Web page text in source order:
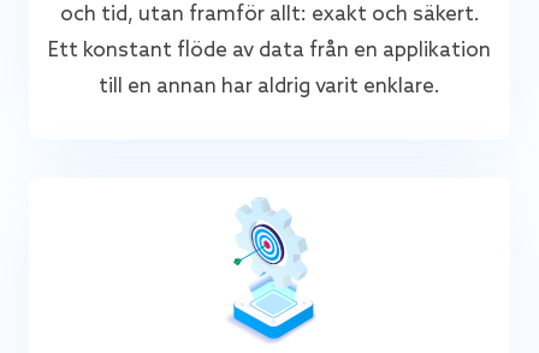
och tid, utan framför allt: exakt och säkert.
Ett konstant flöde av data från en applikation
till en annan har aldrig varit enklare.